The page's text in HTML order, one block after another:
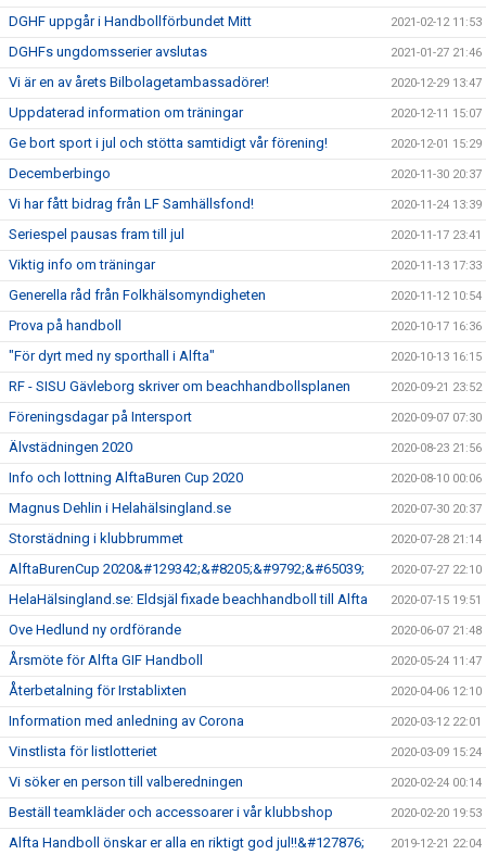
DGHF uppgår i Handbollförbundet Mitt 2021-02-12 11:53
DGHFs ungdomsserier avslutas 2021-01-27 21:46
Vi är en av årets Bilbolagetambassadörer! 2020-12-29 13:47
Uppdaterad information om träningar 2020-12-11 15:07
Ge bort sport i jul och stötta samtidigt vår förening! 2020-12-01 15:29
Decemberbingo 2020-11-30 20:37
Vi har fått bidrag från LF Samhällsfond! 2020-11-24 13:39
Seriespel pausas fram till jul 2020-11-17 23:41
Viktig info om träningar 2020-11-13 17:33
Generella råd från Folkhälsomyndigheten 2020-11-12 10:54
Prova på handboll 2020-10-17 16:36
"För dyrt med ny sporthall i Alfta" 2020-10-13 16:15
RF - SISU Gävleborg skriver om beachhandbollsplanen 2020-09-21 23:52
Föreningsdagar på Intersport 2020-09-07 07:30
Älvstädningen 2020 2020-08-23 21:56
Info och lottning AlftaBuren Cup 2020 2020-08-10 00:06
Magnus Dehlin i Helahälsingland.se 2020-07-30 20:37
Storstädning i klubbrummet 2020-07-28 21:14
AlftaBurenCup 2020&#129342;&#8205;&#9792;&#65039; 2020-07-27 22:10
HelaHälsingland.se: Eldsjäl fixade beachhandboll till Alfta 2020-07-15 19:51
Ove Hedlund ny ordförande 2020-06-07 21:48
Årsmöte för Alfta GIF Handboll 2020-05-24 11:47
Återbetalning för Irstablixten 2020-04-06 12:10
Information med anledning av Corona 2020-03-12 22:01
Vinstlista för listlotteriet 2020-03-09 15:24
Vi söker en person till valberedningen 2020-02-24 00:14
Beställ teamkläder och accessoarer i vår klubbshop 2020-02-20 19:53
Alfta Handboll önskar er alla en riktigt god jul!!&#127876; 2019-12-21 22:04